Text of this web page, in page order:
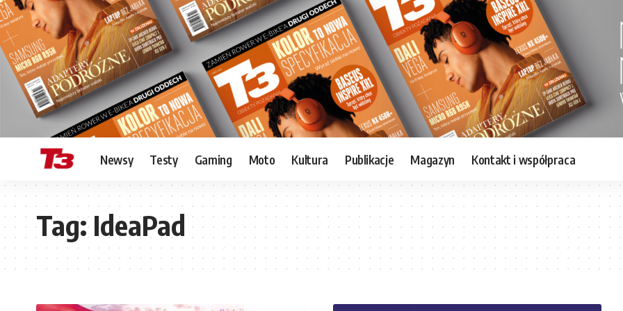
Newsy Testy Gaming Moto Kultura Publikacje Magazyn Kontakt i współpraca
Tag:IdeaPad